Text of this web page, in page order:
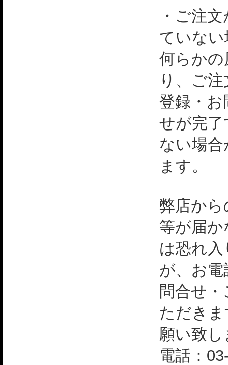
・ご注
ていない
何らか
り、ご
登録・
せが完
ない場
ます。
弊店か
等が届
は恐れ
が、お
問合せ
ただき
願い致
電話：